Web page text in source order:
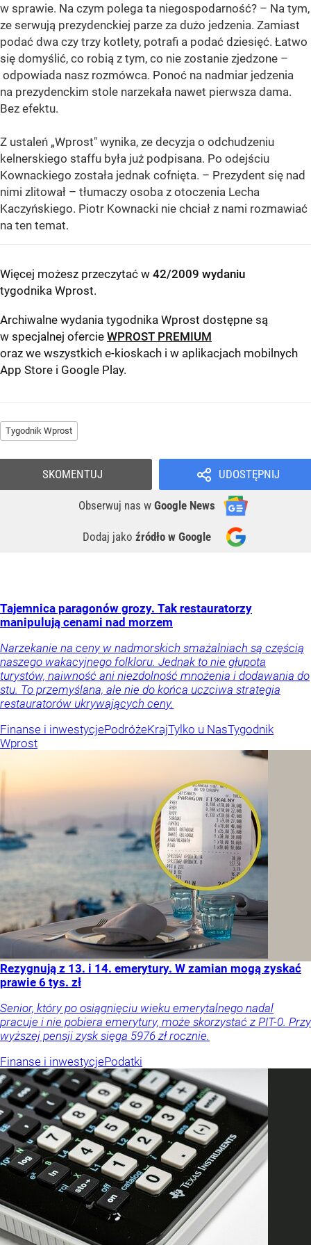
w sprawie. Na czym polega ta niegospodarność? – Na tym,
ze serwują prezydenckiej parze za dużo jedzenia. Zamiast
podać dwa czy trzy kotlety, potrafi a podać dziesięć. Łatwo
się domyślić, co robią z tym, co nie zostanie zjedzone –
odpowiada nasz rozmówca. Ponoć na nadmiar jedzenia
na prezydenckim stole narzekała nawet pierwsza dama.
Bez efektu.
Z ustaleń „Wprost" wynika, ze decyzja o odchudzeniu
kelnerskiego staffu była już podpisana. Po odejściu
Kownackiego została jednak cofnięta. – Prezydent się nad
nimi zlitował – tłumaczy osoba z otoczenia Lecha
Kaczyńskiego. Piotr Kownacki nie chciał z nami rozmawiać
na ten temat.
Więcej możesz przeczytać w 42/2009 wydaniu
tygodnika Wprost.
Archiwalne wydania tygodnika Wprost dostępne są
w specjalnej ofercie WPROST PREMIUM
oraz we wszystkich e-kioskach i w aplikacjach mobilnych
App Store i Google Play.
Tygodnik Wprost
UDOSTĘPNIJ
Obserwuj nas w Google News
Dodaj jako źródło w Google
SKOMENTUJ
Tajemnica paragonów grozy. Tak restauratorzy
manipulują cenami nad morzem
Narzekanie na ceny w nadmorskich smażalniach są częścią
naszego wakacyjnego folkloru. Jednak to nie głupota
turystów, naiwność ani niezdolność mnożenia i dodawania do
stu. To przemyślana, ale nie do końca uczciwa strategia
restauratorów ukrywających ceny.
Finanse i inwestycjePodróżeKrajTylko u NasTygodnik
Wprost
Rezygnują z 13. i 14. emerytury. W zamian mogą zyskać
prawie 6 tys. zł
Senior, który po osiągnięciu wieku emerytalnego nadal
pracuje i nie pobiera emerytury, może skorzystać z PIT-0. Przy
wyższej pensji zysk sięga 5976 zł rocznie.
Finanse i inwestycjePodatki